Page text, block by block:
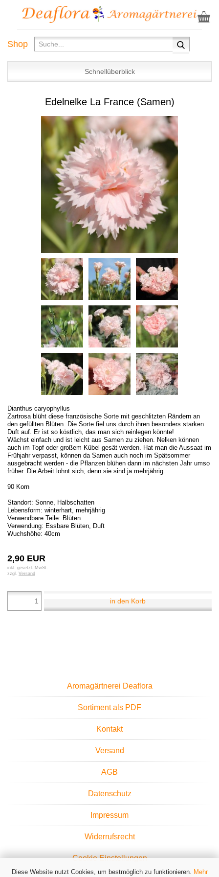
Diese Website nutzt Cookies, um bestmöglich zu funktionieren. Mehr
Shop
Schnellüberblick
Edelnelke La France (Samen)
Dianthus caryophyllus
Zartrosa blüht diese französische Sorte mit geschlitzten Rändern an
den gefüllten Blüten. Die Sorte fiel uns durch ihren besonders starken
Duft auf. Er ist so köstlich, das man sich reinlegen könnte!
Wächst einfach und ist leicht aus Samen zu ziehen. Nelken können
auch im Topf oder großem Kübel gesät werden. Hat man die Aussaat im
Frühjahr verpasst, können da Samen auch noch im Spätsommer
ausgebracht werden - die Pflanzen blühen dann im nächsten Jahr umso
früher. Die Arbeit lohnt sich, denn sie sind ja mehrjährig.
90 Korn
Standort: Sonne, Halbschatten
Lebensform: winterhart, mehrjährig
Verwendbare Teile: Blüten
Verwendung: Essbare Blüten, Duft
Wuchshöhe: 40cm
2,90 EUR
inkl. gesetzl. MwSt.
zzgl. Versand
in den Korb
Aromagärtnerei Deaflora
Sortiment als PDF
Kontakt
Versand
AGB
Datenschutz
Impressum
Widerrufsrecht
Cookie Einstellungen